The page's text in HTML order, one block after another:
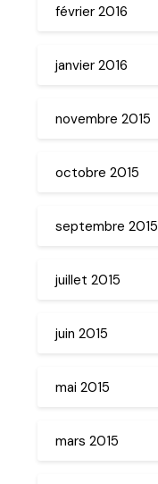
février 2016
janvier 2016
novembre 2015
octobre 2015
septembre 2015
juillet 2015
juin 2015
mai 2015
mars 2015